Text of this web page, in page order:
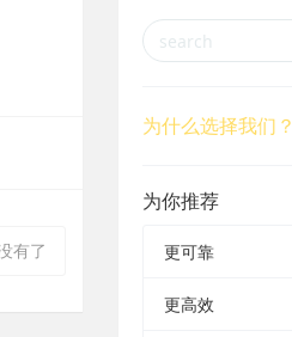
有了
为什么选择我们？
为你推荐
更可靠
更高效